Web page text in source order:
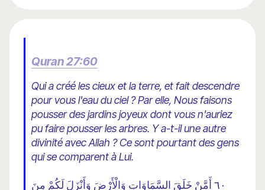
Quran 27:60
Qui a créé les cieux et la terre, et fait descendre
pour vous l'eau du ciel ? Par elle, Nous faisons
pousser des jardins joyeux dont vous n'auriez
pu faire pousser les arbres. Y a-t-il une autre
divinité avec Allah ? Ce sont pourtant des gens
qui se comparent à Lui.
٦٠ أَمَّنْ خَلَقَ السَّمَاوَاتِ وَالْأَرْضَ وَأَنْزَلَ لَكُمْ مِنَ